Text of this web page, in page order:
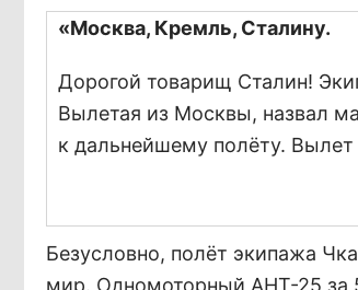
«Москва, Кремль, Сталину.
Дорогой товарищ Сталин!
Вылетая из Москвы, назвал
к дальнейшему полёту.
Безусловно, полёт экипажа
мир. Одномоторный АНТ-25 за